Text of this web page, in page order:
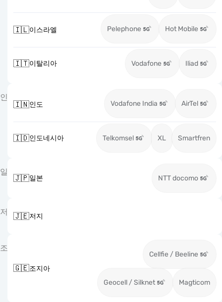
🇮🇱이스라엘 Pelephone Hot Mobile
🇮🇹이탈리아 Vodafone Iliad
인
🇮🇳인도 Vodafone India AirTel
🇮🇩인도네시아 Telkomsel XL Smartfren
일
🇯🇵일본 NTT docomo
저 🇯🇪저지
조
🇬🇪조지아
Cellfie / Beeline
Geocell / Silknet Magticom